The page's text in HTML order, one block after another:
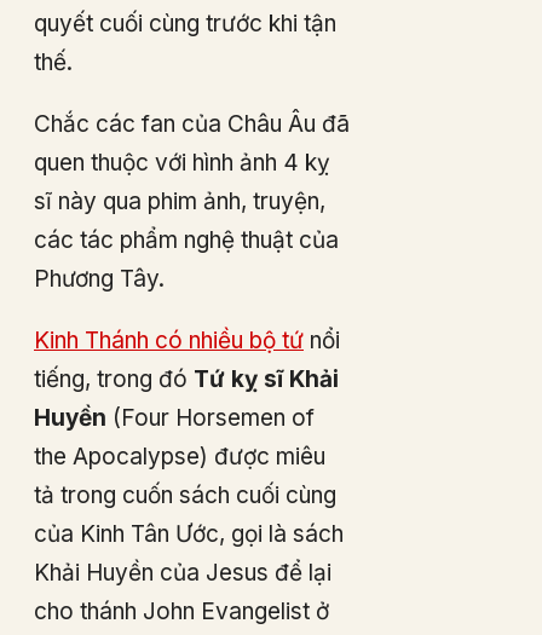
quyết cuối cùng trước khi tận
thế.
Chắc các fan của Châu Âu đã
quen thuộc với hình ảnh 4 kỵ
sĩ này qua phim ảnh, truyện,
các tác phẩm nghệ thuật của
Phương Tây.
Kinh Thánh có nhiều bộ tứ nổi
tiếng, trong đó Tứ kỵ sĩ Khải
Huyền (Four Horsemen of
the Apocalypse) được miêu
tả trong cuốn sách cuối cùng
của Kinh Tân Ước, gọi là sách
Khải Huyền của Jesus để lại
cho thánh John Evangelist ở